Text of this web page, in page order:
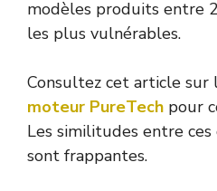
modèles produits entre
les plus vulnérables.
Consultez cet article sur
moteur PureTech pour
Les similitudes entre
sont frappantes.